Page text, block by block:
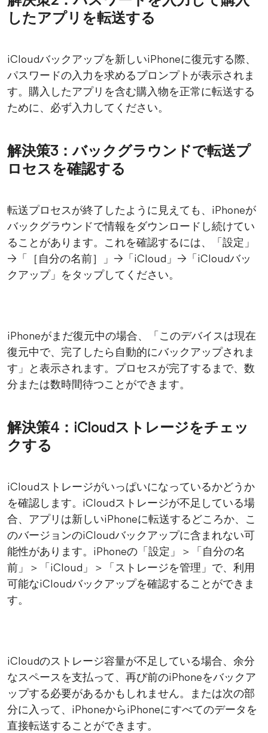
したアプリを転送する
iCloudバックアップを新しいiPhoneに復元する際、
パスワードの入力を求めるプロンプトが表示されま
す。購入したアプリを含む購入物を正常に転送する
ために、必ず入力してください。
解決策3：バックグラウンドで転送プ
ロセスを確認する
転送プロセスが終了したように見えても、iPhoneが
バックグラウンドで情報をダウンロードし続けてい
ることがあります。これを確認するには、「設定」
→「［自分の名前］」→「iCloud」→「iCloudバッ
クアップ」をタップしてください。
iPhoneがまだ復元中の場合、「このデバイスは現在
復元中で、完了したら自動的にバックアップされま
す」と表示されます。プロセスが完了するまで、数
分または数時間待つことができます。
解決策4：iCloudストレージをチェッ
クする
iCloudストレージがいっぱいになっているかどうか
を確認します。iCloudストレージが不足している場
合、アプリは新しいiPhoneに転送するどころか、こ
のバージョンのiCloudバックアップに含まれない可
能性があります。iPhoneの「設定」＞「自分の名
前」＞「iCloud」＞「ストレージを管理」で、利用
可能なiCloudバックアップを確認することができま
す。
iCloudのストレージ容量が不足している場合、余分
なスペースを支払って、再び前のiPhoneをバックア
ップする必要があるかもしれません。または次の部
分に入って、iPhoneからiPhoneにすべてのデータを
直接転送することができます。